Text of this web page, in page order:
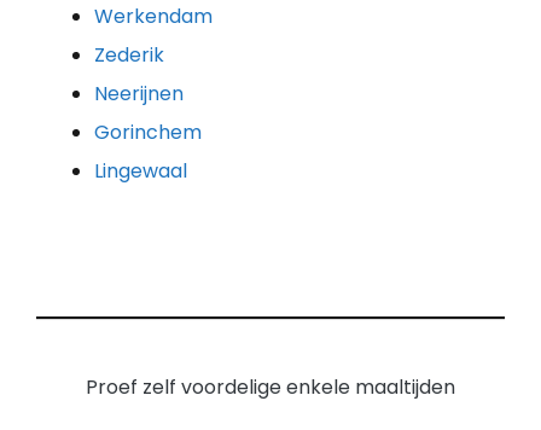
Werkendam
Zederik
Neerijnen
Gorinchem
Lingewaal
Proef zelf voordelige enkele maaltijden